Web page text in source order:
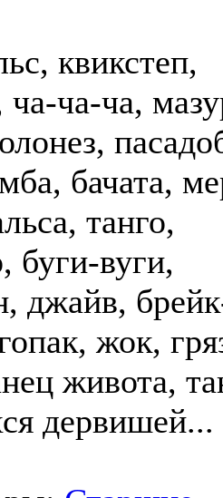
квикстеп,
ча-ча-ча,
бачата,
танго,
буги-вуги,
джайв,
жок,
живота,
дервишей...